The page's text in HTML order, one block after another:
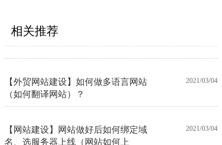
相关推荐
【网站建设】客户管理后台账号设置
【外贸网站建设】如何做多语言网站
（如何翻译网站）？
2021/03/04
【网站建设】网站做好后如何绑定域
名、选服务器上线（网站如何上
2021/03/04